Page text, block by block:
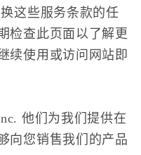
这些服务条款的任
检查此页面以了解更
续使用或访问网站即
他们为我们提供在
向您销售我们的产品